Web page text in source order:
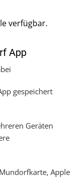
verfügbar.
App
gespeichert
Geräten
Apple